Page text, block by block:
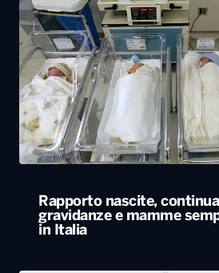
Rapporto nascite,
gravidanze e mamme
in Italia